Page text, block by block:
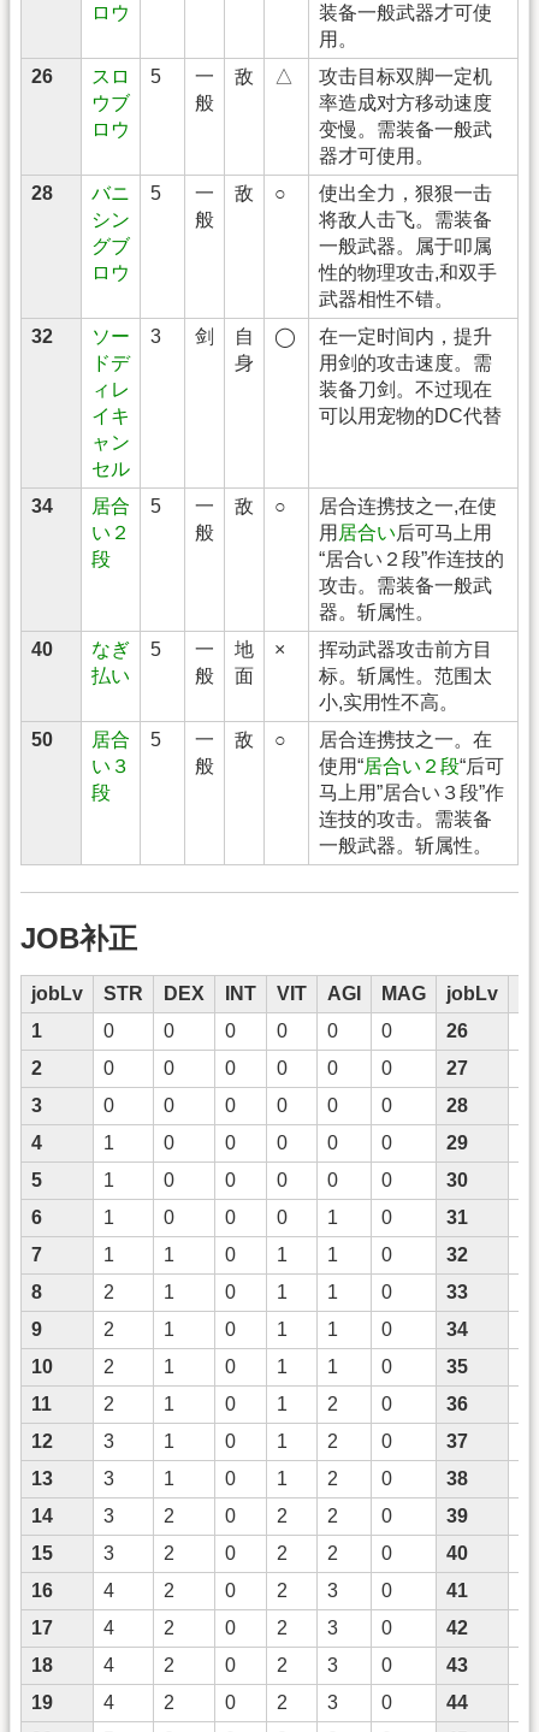
ロウ
装备一般武器才可使
用。
26
スロ
ウブ
ロウ
5
一
般
敌 △
攻击目标双脚一定机
率造成对方移动速度
变慢。需装备一般武
器才可使用。
28
バニ
シン
グブ
ロウ
5
一
般
敌 ○
使出全力，狠狠一击
将敌人击飞。需装备
一般武器。属于叩属
性的物理攻击,和双手
武器相性不错。
32
ソー
ドデ
ィレ
イキ
ャン
セル
3 剑
自
身
◯
在一定时间内，提升
用剑的攻击速度。需
装备刀剑。不过现在
可以用宠物的DC代替
34
居合
い２
段
5
一
般
敌 ○
居合连携技之一,在使
用 居合い后可马上用
“居合い２段”作连技的
攻击。需装备一般武
器。斩属性。
40
なぎ
払い
5
一
般
地
面
×
挥动武器攻击前方目
标。斩属性。范围太
小,实用性不高。
50
居合
い３
段
5
一
般
敌 ○
居合连携技之一。在
使用“居合い２段“后可
马上用”居合い３段”作
连技的攻击。需装备
一般武器。斩属性。
JOB补正
jobLv STR DEX INT VIT AGI MAG jobLv
1
0 0 0 0 0 0 26
2
0 0 0 0 0 0 27
3
0 0 0 0 0 0 28
4
1 0 0 0 0 0 29
5
1 0 0 0 0 0 30
6
1 0 0 0 1 0 31
7
1 1 0 1 1 0 32
8
2 1 0 1 1 0 33
9
2 1 0 1 1 0 34
10
2 1 0 1 1 0 35
11
2 1 0 1 2 0 36
12
3 1 0 1 2 0 37
13
3 1 0 1 2 0 38
14
3 2 0 2 2 0 39
15
3 2 0 2 2 0 40
16
4 2 0 2 3 0 41
17
4 2 0 2 3 0 42
18
4 2 0 2 3 0 43
19
4 2 0 2 3 0 44